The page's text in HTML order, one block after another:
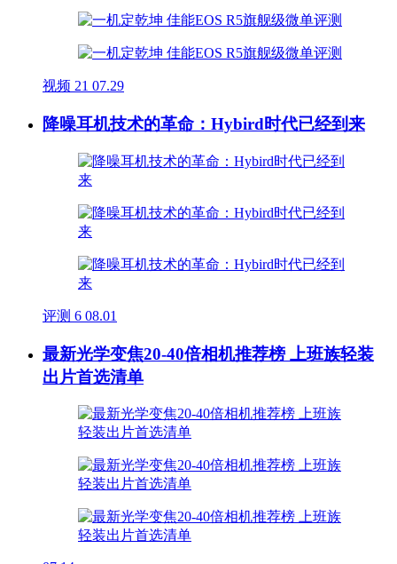
视频 21 07.29
降噪耳机技术的革命：Hybird时代已经到来
评测 6 08.01
最新光学变焦20-40倍相机推荐榜 上班族轻装
出片首选清单